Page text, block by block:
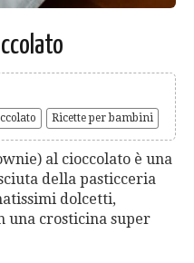
Ricette per bambini
al cioccolato è una
della pasticceria
dolcetti,
una crosticina super